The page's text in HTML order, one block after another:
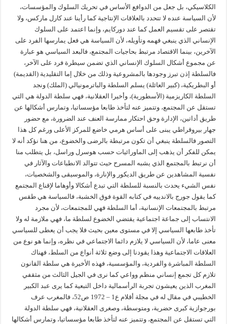
الكلاسيكي، بل جعل من الدوافع الأساس في تحريك السلوك والمؤسسات،
لأن السياسة عنده لا تتحدد بالعلاقات الإنتاجية كما رأينا عند كارل ماركس، ولا
تقتصر على تقسيم العمل كما عند دوركايم، وإنما اعتمد على السلوك
الإنساني الذي ينبغي فهمه وتأويله، لأن السياسة هي فعل يمارسها الفرد على
الآخرين، بينما الاقتصاد مرتبط بحاجيات المجتمع، فالبعد السياسي هو عبارة
عن مجموع أشكال السلوك الإنساني الذي تضمن سيطرة فرد على الآخر،
فالسلطة إذن تبرز وجودها بالمشروعية وذلك من خلال إما التقليدية (القديمة)
أو البطريكية، (كبير العائلة) يسلم السلطة والباترمونيالي (الملك) ونجد
السلطة الكاريزمية (الأسطورية)، وأخيرا العقلانية، فهي سلطة الدولة هي التي
تستقل عن المجتمع، وتتميز عنه لتأخذ طابعا مؤسساتيا، وتمارس أشكالها عن
طريق أداتين، الإدارة وحق احتكار ممارسة العنف عند الضرورة، مع حضور
جهار بيروقراطي يبنى على أساس هرمي خاضع للمركز الأعلى ورغم كل هذا
التصور فالسلطة ينبغي أن تكون مرتبطة بالرضى والخضوع، من هنا نؤكد أنه لا
يمكن للفكر أن يذهب إلى الماورائيات حسب هوسرل وراسل، بل يتطلب منا
أن نرتبط بالمجتمع الذي يشبه المسرح حيث تتوالد الانطباعات والآثار في
نفسية المشاهدين عن طريق الديكور والإنارة، والموسيقى والشخصيات،
نفس الشيء يحدث بالنسبة للسلطة التي تبدع أشكالا وأوهاما لإقناع المجتمع
كما يقول جورج بالاندييه في كتابه القوة فوق الخشبة، فالسياسة هي طقس
مرتبط بالمجتمعات الإنسانية، أما السلطة فهي للمجتمعات، لأن مجرد
الانتساب إلى جماعة اجتماعية يقتضي الخضوع لسلطة ما، فهي ملازمة له ولا
تأخذ طابعها السياسي إلا في مستوى معين بحيث فلا يجب أن يعطى للسياسي
معنى عاما، لأن السياسي لا يلازم دائما الاجتماعي في نظره، وإنما هو نوع من
العلاقات الاجتماعية وهذا يقودنا إلى وضع ثلاثة أنواع من السلط، فهناك
السلطة المباشرة والفردية، والمؤسسية، فهذه الأخيرة هي سلطة القانون
تلازم كل تجمع إنساني منظم وواعي كما نرى في الجيل الثالث من مثقفي
المغرب الذين يعيشون تجربة الرأسمالية داخل التبعية كما يرى عبد الكبير
الخطيبي في مقال له في مجلة أقلام ع1 – 1972 ص52، فالمغرب عرف
بورجوازية كبرى حضرية، ومتوسطة، وصغرى العقلانية، فهي سلطة الدولة
التي تستقل عن المجتمع، وتتميز عنه لتأخذ طابعا مؤسساتيا، وتمارس أشكالها